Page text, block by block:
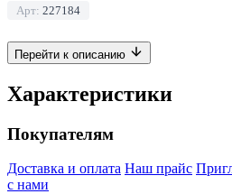
Арт: 227184
Перейти к описанию
Характеристики
Покупателям
Доставка и оплата Наш прайс
с нами